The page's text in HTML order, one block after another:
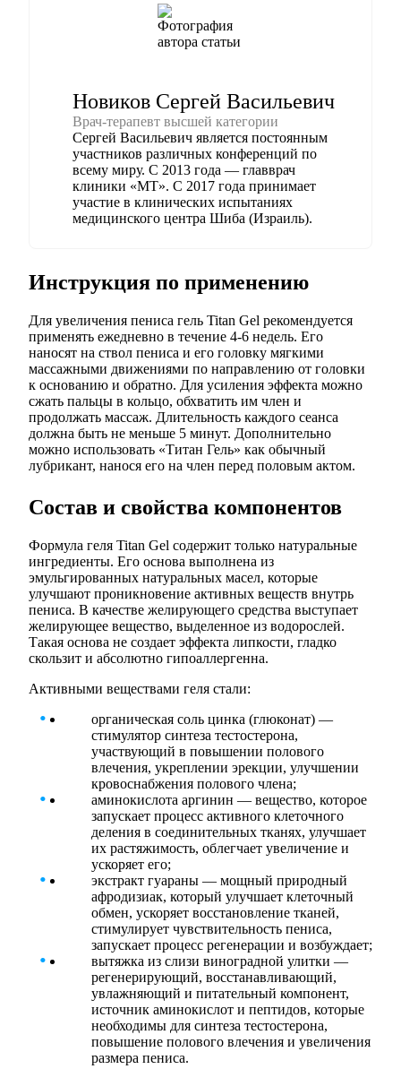
Новиков Сергей Васильевич
Врач-терапевт высшей категории
Сергей Васильевич является постоянным
участников различных конференций по
всему миру. С 2013 года — главврач
клиники «МТ». С 2017 года принимает
участие в клинических испытаниях
медицинского центра Шиба (Израиль).
Инструкция по применению
Для увеличения пениса гель Titan Gel рекомендуется
применять ежедневно в течение 4-6 недель. Его
наносят на ствол пениса и его головку мягкими
массажными движениями по направлению от головки
к основанию и обратно. Для усиления эффекта можно
сжать пальцы в кольцо, обхватить им член и
продолжать массаж. Длительность каждого сеанса
должна быть не меньше 5 минут. Дополнительно
можно использовать «Титан Гель» как обычный
лубрикант, нанося его на член перед половым актом.
Состав и свойства компонентов
Формула геля Titan Gel содержит только натуральные
ингредиенты. Его основа выполнена из
эмульгированных натуральных масел, которые
улучшают проникновение активных веществ внутрь
пениса. В качестве желирующего средства выступает
желирующее вещество, выделенное из водорослей.
Такая основа не создает эффекта липкости, гладко
скользит и абсолютно гипоаллергенна.
Активными веществами геля стали:
органическая соль цинка (глюконат) —
стимулятор синтеза тестостерона,
участвующий в повышении полового
влечения, укреплении эрекции, улучшении
кровоснабжения полового члена;
аминокислота аргинин — вещество, которое
запускает процесс активного клеточного
деления в соединительных тканях, улучшает
их растяжимость, облегчает увеличение и
ускоряет его;
экстракт гуараны — мощный природный
афродизиак, который улучшает клеточный
обмен, ускоряет восстановление тканей,
стимулирует чувствительность пениса,
запускает процесс регенерации и возбуждает;
вытяжка из слизи виноградной улитки —
регенерирующий, восстанавливающий,
увлажняющий и питательный компонент,
источник аминокислот и пептидов, которые
необходимы для синтеза тестостерона,
повышение полового влечения и увеличения
размера пениса.